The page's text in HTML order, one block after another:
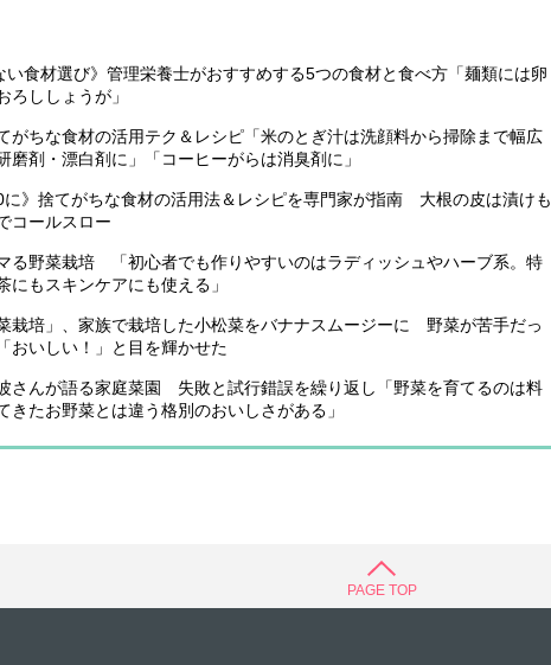
い食材選び》管理栄養士がおすすめする5つの食材と食べ方「麺類には卵
ろししょうが」
がちな食材の活用テク＆レシピ「米のとぎ汁は洗顔料から掃除まで幅広
磨剤・漂白剤に」「コーヒーがらは消臭剤に」
に》捨てがちな食材の活用法＆レシピを専門家が指南 大根の皮は漬けも
コールスロー
る野菜栽培 「初心者でも作りやすいのはラディッシュやハーブ系。特
にもスキンケアにも使える」
栽培」、家族で栽培した小松菜をバナナスムージーに 野菜が苦手だっ
おいしい！」と目を輝かせた
さんが語る家庭菜園 失敗と試行錯誤を繰り返し「野菜を育てるのは料
きたお野菜とは違う格別のおいしさがある」
PAGE TOP